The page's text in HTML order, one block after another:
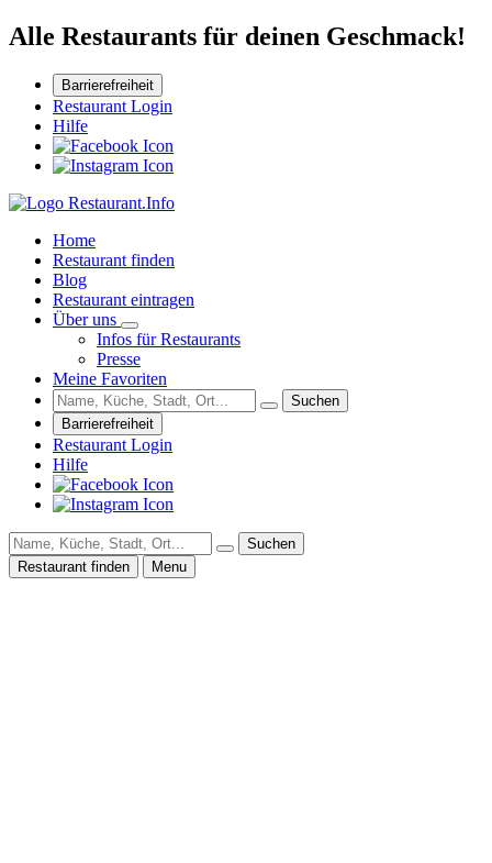
Alle Restaurants für deinen Geschmack!
Barrierefreiheit
Restaurant Login
Hilfe
Home
Restaurant finden
Blog
Restaurant eintragen
Über uns
Infos für Restaurants
Presse
Meine Favoriten
Suchen
Barrierefreiheit
Restaurant Login
Hilfe
Suchen
Restaurant finden
Menu